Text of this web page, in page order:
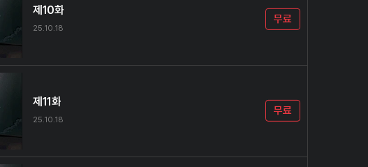
제10화
25.10.18
무료
제11화
25.10.18
무료